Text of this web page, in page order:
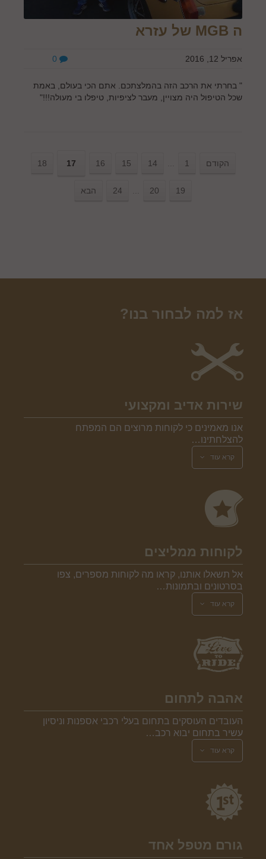
ה MGB של עזרא
אפריל 12, 2016
" בחרתי את הרכב הזה בהמלצתכם. אתם הכי בעולם, באמת
שכל הטיפול היה מצויין, מעבר לציפיות, טיפלו בי מעולה!!!"
הקודם 1
14
15
16
17
18
19
20
24 הבא
אז למה לבחור בנו?
שירות אדיב ומקצועי
אנו מאמינים כי לקוחות מרוצים הם המפתח
להצלחתינו…
קרא עוד
לקוחות ממליצים
אל תשאלו אותנו, קראו מה לקוחות מספרים, צפו
בסרטונים ובתמונות…
קרא עוד
אהבה לתחום
העובדים העוסקים בתחום בעלי רכבי אספנות וניסיון
עשיר בתחום יבוא רכב…
קרא עוד
גורם מטפל אחד